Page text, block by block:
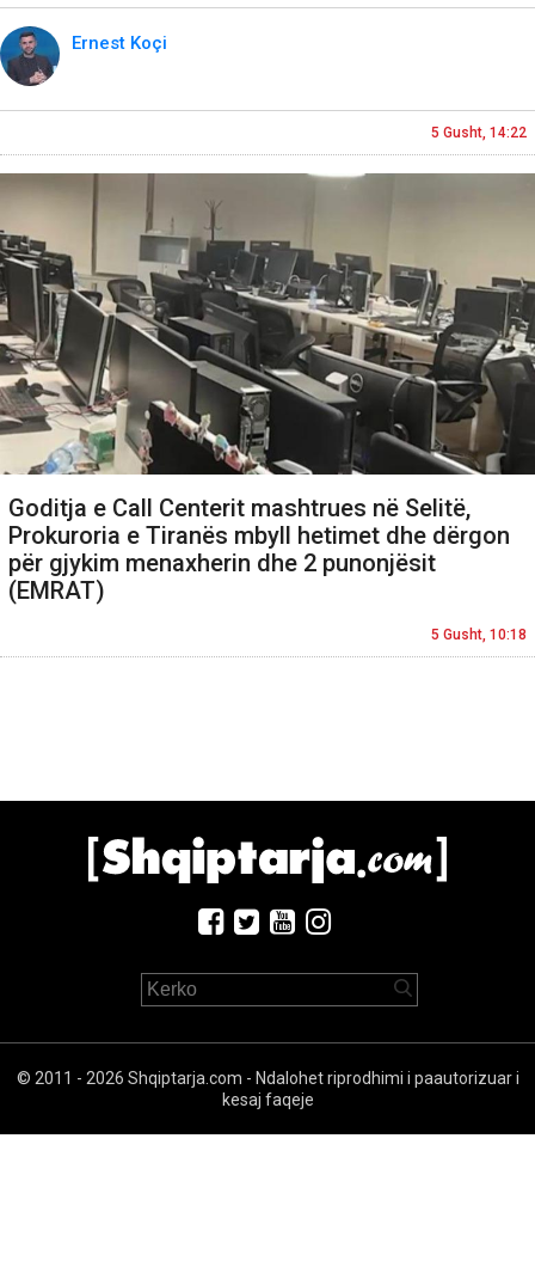
Ernest Koçi
5 Gusht, 14:22
Goditja e Call Centerit mashtrues në Selitë,
Prokuroria e Tiranës mbyll hetimet dhe dërgon
për gjykim menaxherin dhe 2 punonjësit
(EMRAT)
5 Gusht, 10:18
© 2011 - 2026 Shqiptarja.com - Ndalohet riprodhimi i paautorizuar i
kesaj faqeje